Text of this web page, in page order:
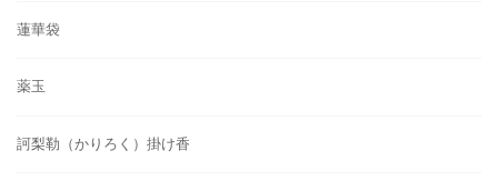
蓮華袋
薬玉
訶梨勒（かりろく）掛け香